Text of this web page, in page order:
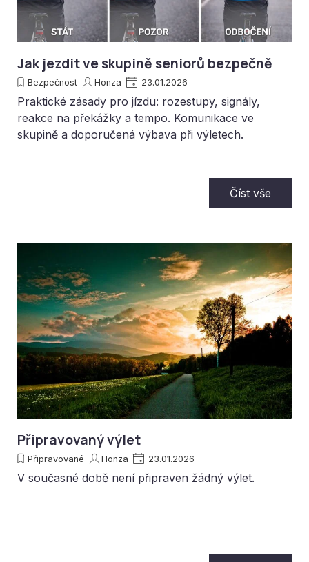
Jak jezdit ve skupině seniorů bezpečně
Bezpečnost Honza 23.01.2026
Praktické zásady pro jízdu: rozestupy, signály,
reakce na překážky a tempo. Komunikace ve
skupině a doporučená výbava při výletech.
Číst vše
Připravovaný výlet
Připravované Honza 23.01.2026
V současné době není připraven žádný výlet.